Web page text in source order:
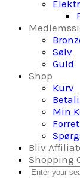
Sølv
Guld
Shop
Kurv
Min
Bliv
Shopping